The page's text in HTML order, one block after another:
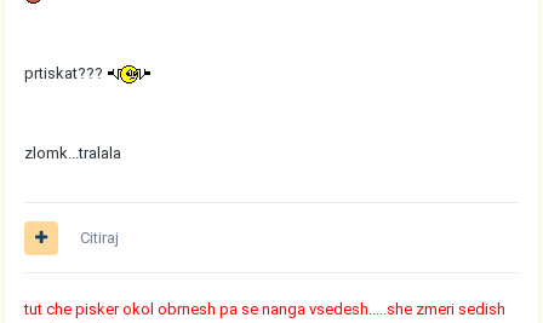
prtiskat???
zlomk...tralala
Citiraj
tut che pisker okol obrnesh pa se nanga vsedesh.....she zmeri sedish